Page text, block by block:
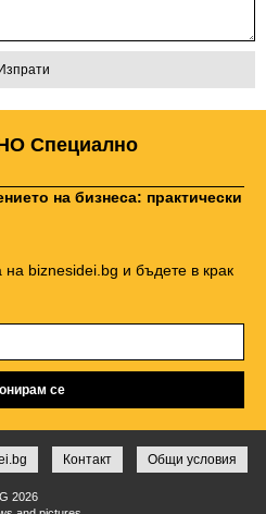
Специално
на бизнеса: практически
biznesidei.bg и бъдете в крак
Контакт Общи условия
2026